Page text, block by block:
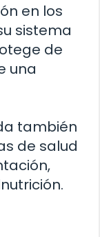
en los
sistema
de
una
también
de salud